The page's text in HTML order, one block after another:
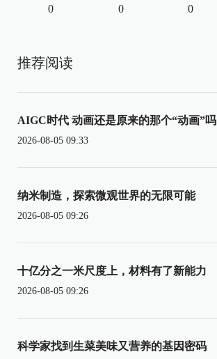
0 0 0
推荐阅读
AIGC时代 动画还是原来的那个“动画”吗
2026-08-05 09:33
纳米制造，探索微观世界的无限可能
2026-08-05 09:26
十亿分之一米尺度上，材料有了新能力
2026-08-05 09:26
科学家找到生菜美味又营养的基因密码